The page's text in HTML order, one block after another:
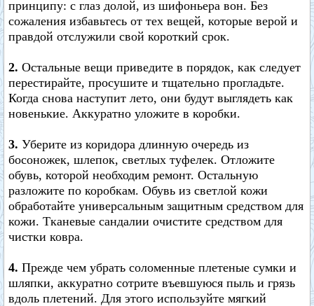
принципу: c глаз долой, из шифоньера вон. Без
сожаления избавьтесь от тех вещей, которые верой и
правдой отслужили свой короткий срок.
2. Остальные вещи приведите в порядок, как следует
перестирайте, просушите и тщательно прогладьте.
Когда снова наступит лето, они будут выглядеть как
новенькие. Аккуратно уложите в коробки.
3. Уберите из коридора длинную очередь из
босоножек, шлепок, светлых туфелек. Отложите
обувь, которой необходим ремонт. Остальную
разложите по коробкам. Обувь из светлой кожи
обработайте универсальным защитным средством для
кожи. Тканевые сандалии очистите средством для
чистки ковра.
4. Прежде чем убрать соломенные плетеные сумки и
шляпки, аккуратно сотрите въевшуюся пыль и грязь
вдоль плетений. Для этого используйте мягкий